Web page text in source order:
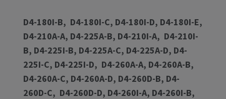
D4-180I-B, D4-180I-C, D4-180I-D, D4-180I-E,
D4-210A-A, D4-225A-B, D4-210I-A, D4-210I-
B, D4-225I-B, D4-225A-C, D4-225A-D, D4-
225I-C, D4-225I-D, D4-260A-A, D4-260A-B,
D4-260A-C, D4-260A-D, D4-260D-B, D4-
260D-C, D4-260D-D, D4-260I-A, D4-260I-B,